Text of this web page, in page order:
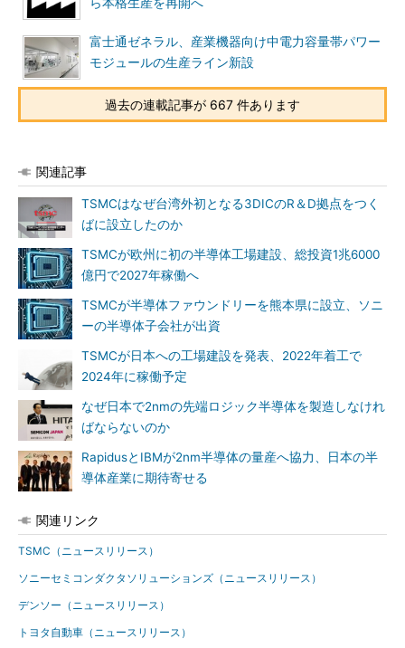
富士通ゼネラル、産業機器向け中電力容量帯パワー
モジュールの生産ライン新設
過去の連載記事が 667 件あります
関連記事
TSMCはなぜ台湾外初となる3DICのR＆D拠点をつく
ばに設立したのか
TSMCが欧州に初の半導体工場建設、総投資1兆6000
億円で2027年稼働へ
TSMCが半導体ファウンドリーを熊本県に設立、ソニ
ーの半導体子会社が出資
TSMCが日本への工場建設を発表、2022年着工で
2024年に稼働予定
なぜ日本で2nmの先端ロジック半導体を製造しなけれ
ばならないのか
RapidusとIBMが2nm半導体の量産へ協力、日本の半
導体産業に期待寄せる
関連リンク
TSMC（ニュースリリース）
ソニーセミコンダクタソリューションズ（ニュースリリース）
デンソー（ニュースリリース）
トヨタ自動車（ニュースリリース）